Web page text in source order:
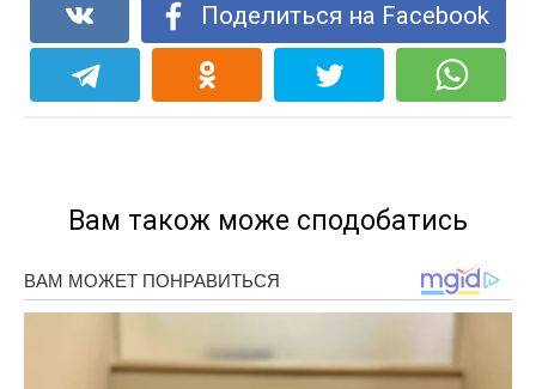
Поделиться на Facebook
Вам також може сподобатись